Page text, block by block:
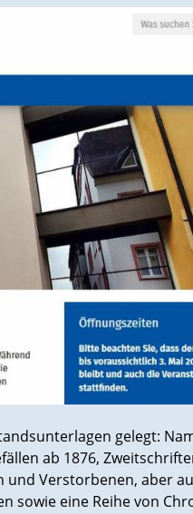
gelegt:
ab 1876,
Verstorbenen, aber
sowie eine Reihe von